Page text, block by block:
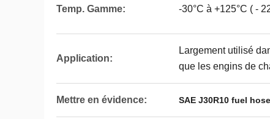
Temp. Gamme: -30°C à +125°C ( -
Application:
Largement utilisé
que les engins de
Mettre en évidence: SAE J30R10 fuel hose